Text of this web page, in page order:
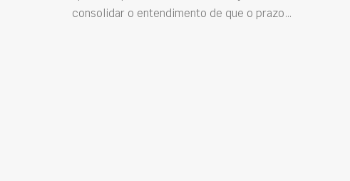
consolidar o entendimento de que o prazo…